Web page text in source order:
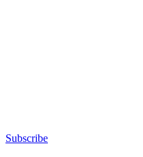
Subscribe